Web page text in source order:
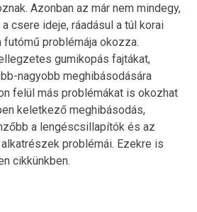
Azonban az már nem mindegy,
csere ideje, ráadásul a túl korai
problémája okozza.
gumikopás fajtákat,
nagyobb meghibásodására
felül más problémákat is okozhat
keletkező meghibásodás,
a lengéscsillapítók és az
problémái. Ezekre is
cikkünkben.